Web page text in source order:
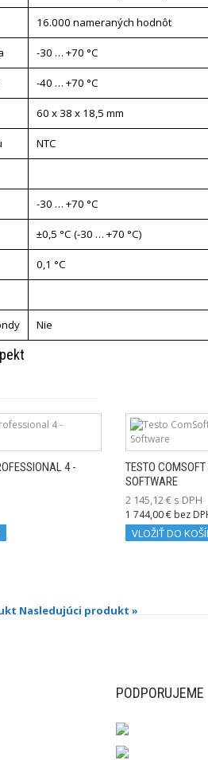
16.000 nameraných hodnôt
-30 … +70 °C
-40 … +70 °C
60 x 38 x 18,5 mm
NTC
-30 … +70 °C
±0,5 °C (-30 … +70 °C)
0,1 °C
Nie
4 -
TESTO
SOFTWARE
2 145,12 € s DPH
1 744,00 € bez
VLOŽIŤ DO
Nasledujúci produkt »
PODPORUJEME